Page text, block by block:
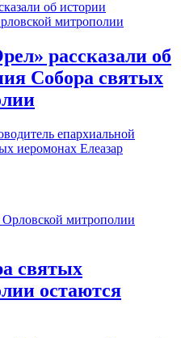
рассказали об
Собора святых
епархиальной
иеромонах Елеазар
святых
остаются